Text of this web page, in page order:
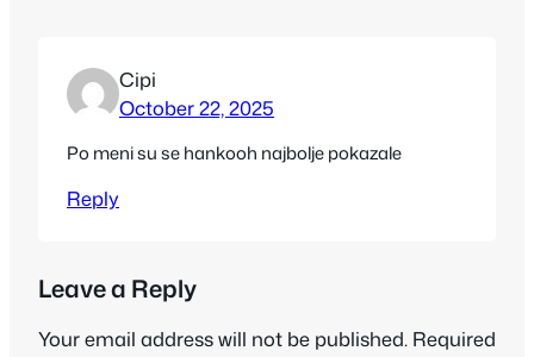
Cipi
October 22, 2025
Po meni su se hankooh najbolje pokazale
Reply
Leave a Reply
Your email address will not be published. Required